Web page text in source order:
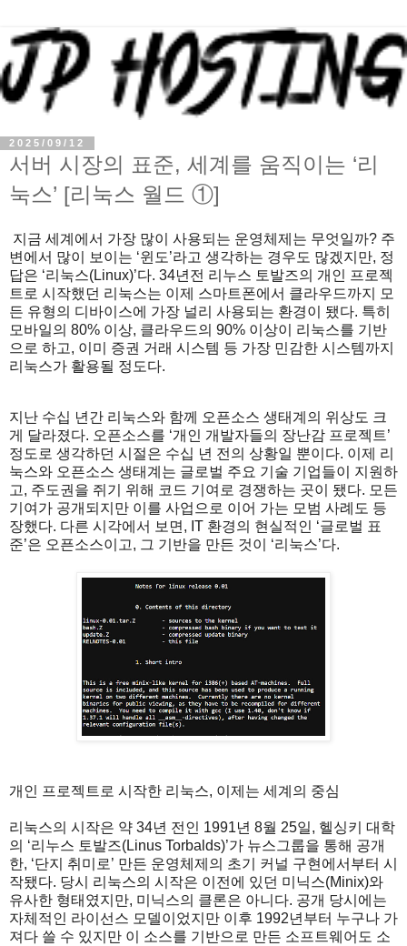
2025/09/12
서버 시장의 표준, 세계를 움직이는 ‘리
눅스’ [리눅스 월드 ①]
지금 세계에서 가장 많이 사용되는 운영체제는 무엇일까? 주
변에서 많이 보이는 ‘윈도’라고 생각하는 경우도 많겠지만, 정
답은 ‘리눅스(Linux)’다. 34년전 리누스 토발즈의 개인 프로젝
트로 시작했던 리눅스는 이제 스마트폰에서 클라우드까지 모
든 유형의 디바이스에 가장 널리 사용되는 환경이 됐다. 특히
모바일의 80% 이상, 클라우드의 90% 이상이 리눅스를 기반
으로 하고, 이미 증권 거래 시스템 등 가장 민감한 시스템까지
리눅스가 활용될 정도다.
지난 수십 년간 리눅스와 함께 오픈소스 생태계의 위상도 크
게 달라졌다. 오픈소스를 ‘개인 개발자들의 장난감 프로젝트’
정도로 생각하던 시절은 수십 년 전의 상황일 뿐이다. 이제 리
눅스와 오픈소스 생태계는 글로벌 주요 기술 기업들이 지원하
고, 주도권을 쥐기 위해 코드 기여로 경쟁하는 곳이 됐다. 모든
기여가 공개되지만 이를 사업으로 이어 가는 모범 사례도 등
장했다. 다른 시각에서 보면, IT 환경의 현실적인 ‘글로벌 표
준’은 오픈소스이고, 그 기반을 만든 것이 ‘리눅스’다.
개인 프로젝트로 시작한 리눅스, 이제는 세계의 중심
리눅스의 시작은 약 34년 전인 1991년 8월 25일, 헬싱키 대학
의 ‘리누스 토발즈(Linus Torbalds)’가 뉴스그룹을 통해 공개
한, ‘단지 취미로’ 만든 운영체제의 초기 커널 구현에서부터 시
작됐다. 당시 리눅스의 시작은 이전에 있던 미닉스(Minix)와
유사한 형태였지만, 미닉스의 클론은 아니다. 공개 당시에는
자체적인 라이선스 모델이었지만 이후 1992년부터 누구나 가
져다 쓸 수 있지만 이 소스를 기반으로 만든 소프트웨어도 소